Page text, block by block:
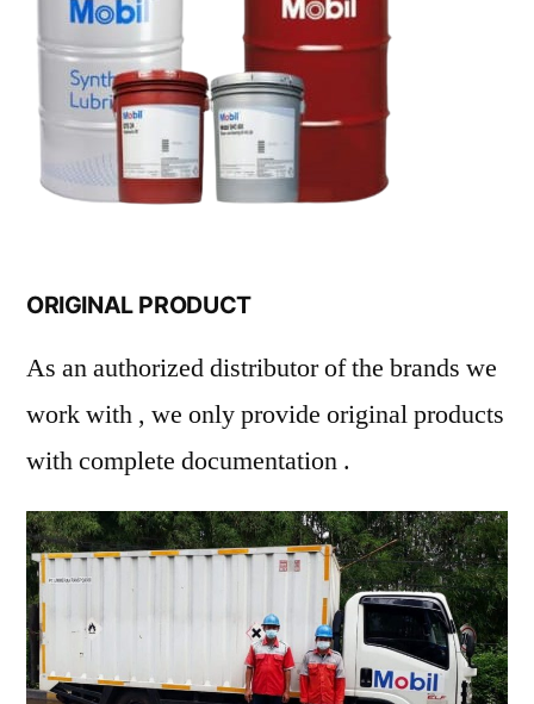
ORIGINAL PRODUCT
As an authorized distributor of the brands we
work with , we only provide original products
with complete documentation .